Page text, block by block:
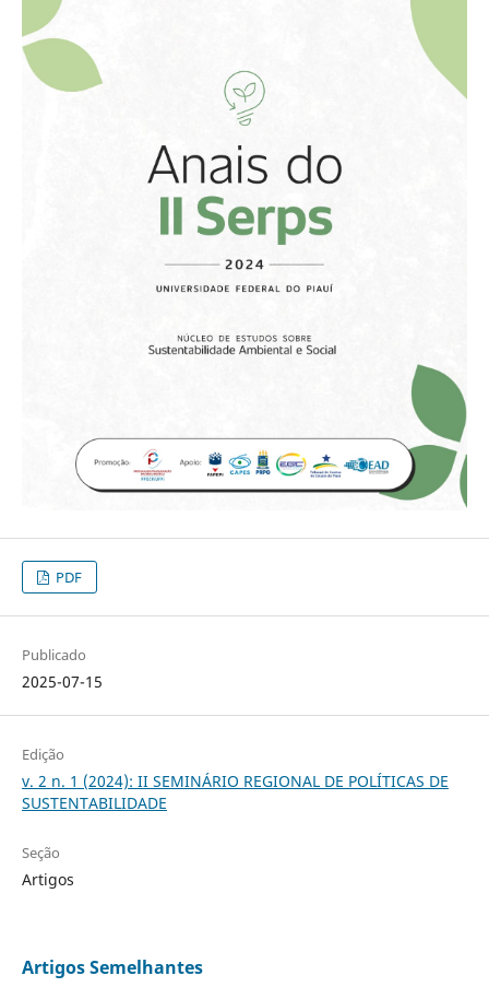
PDF
Publicado
2025-07-15
Edição
v. 2 n. 1 (2024): II SEMINÁRIO REGIONAL DE POLÍTICAS DE
SUSTENTABILIDADE
Seção
Artigos
Artigos Semelhantes